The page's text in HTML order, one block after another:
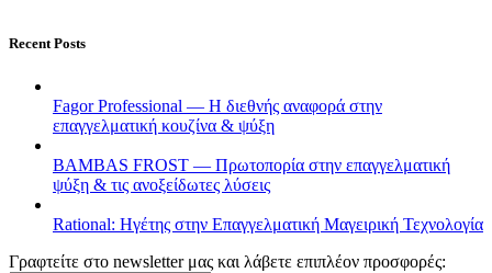
Recent Posts
Fagor Professional — Η διεθνής αναφορά στην
επαγγελματική κουζίνα & ψύξη
BAMBAS FROST — Πρωτοπορία στην επαγγελματική
ψύξη & τις ανοξείδωτες λύσεις
Rational: Ηγέτης στην Επαγγελματική Μαγειρική Τεχνολογία
Γραφτείτε στο newsletter μας και λάβετε επιπλέον προσφορές: